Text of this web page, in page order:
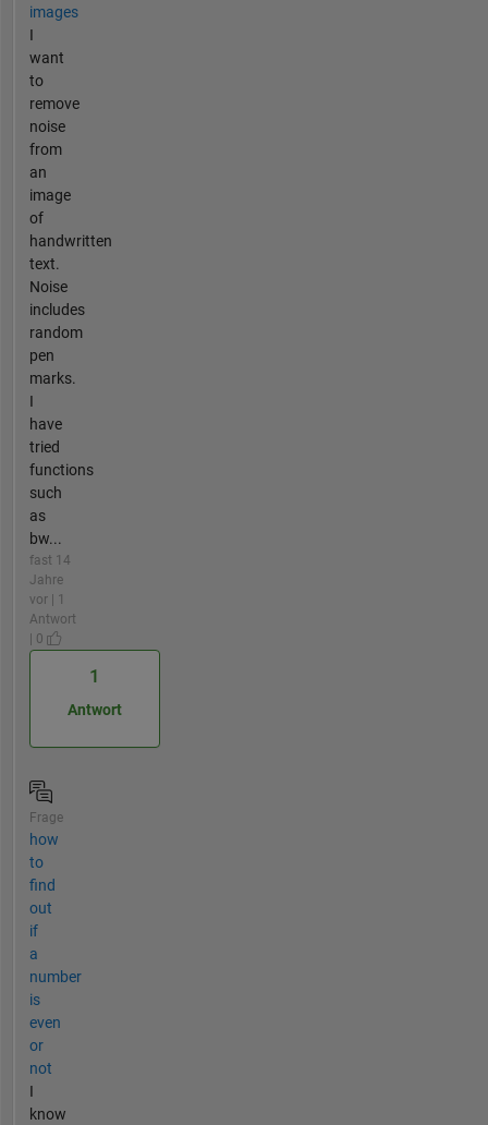
images
I
want
to
remove
noise
from
an
image
of
handwritten
text.
Noise
includes
random
pen
marks.
I
have
tried
functions
such
as
bw...
fast 14
Jahre
vor | 1
Antwort
| 0
1
Antwort
Frage
how
to
find
out
if
a
number
is
even
or
not
I
know